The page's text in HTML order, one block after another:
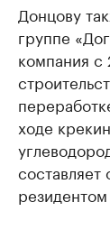
Донцову
группе
компания с
ходе